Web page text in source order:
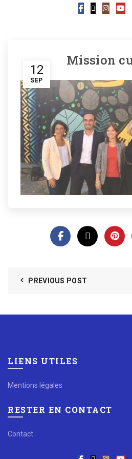
12
SEP
Mission
PREVIOUS POST
LIENS UTILES
Mentions légales
RESTER EN CONTACT
Contact